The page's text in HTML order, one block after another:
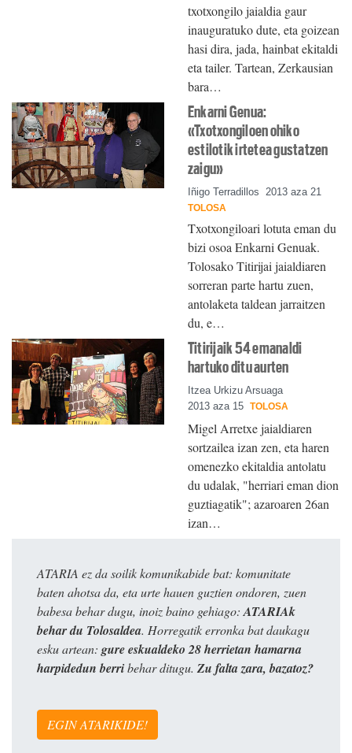
txotxongilo jaialdia gaur
inauguratuko dute, eta goizean
hasi dira, jada, hainbat ekitaldi
eta tailer. Tartean, Zerkausian
bara…
Enkarni Genua:
«Txotxongiloen ohiko
estilotik irtetea gustatzen
zaigu»
Iñigo Terradillos 2013 aza 21
TOLOSA
Txotxongiloari lotuta eman du
bizi osoa Enkarni Genuak.
Tolosako Titirijai jaialdiaren
sorreran parte hartu zuen,
antolaketa taldean jarraitzen
du, e…
Titirijaik 54 emanaldi
hartuko ditu aurten
Itzea Urkizu Arsuaga
2013 aza 15 TOLOSA
Migel Arretxe jaialdiaren
sortzailea izan zen, eta haren
omenezko ekitaldia antolatu
du udalak, "herriari eman dion
guztiagatik"; azaroaren 26an
izan…
ATARIA ez da soilik komunikabide bat: komunitate
baten ahotsa da, eta urte hauen guztien ondoren, zuen
babesa behar dugu, inoiz baino gehiago: ATARIAk
behar du Tolosaldea. Horregatik erronka bat daukagu
esku artean: gure eskualdeko 28 herrietan hamarna
harpidedun berribehar ditugu. Zu falta zara, bazatoz?
EGIN ATARIKIDE!